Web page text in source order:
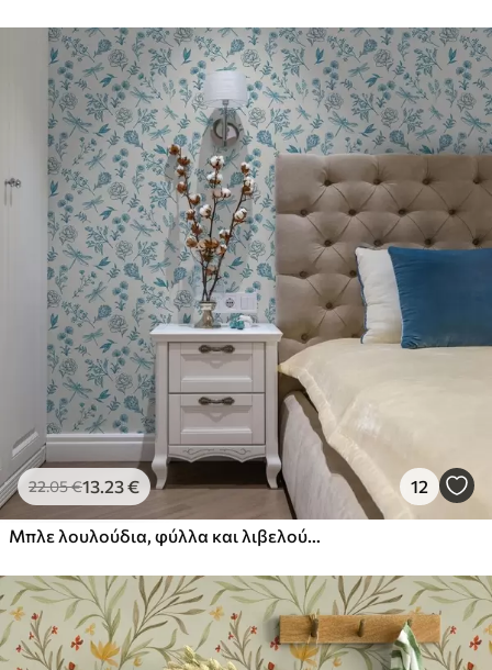
Πρόσθετες
επιλογές
Μπορείτε να προσθέσετε μια
επίστρωση βερνικιού και/ή κόλλα
ταπετσαρίας.
Καθαρισμός
Η ταπετσαρία μπορεί να καθαριστεί
απαλά με ένα μαλακό σφουγγάρι. Οι
ταπετσαρίες με βερνίκι μπορούν να
καθαριστούν με νερό.
Μέθοδος
εφαρμογής
Απρόσκοπτη εφαρμογή
Διαθέσιμα υλικά
Στάνταρ
44.9826.99€/m²
Πρίμιουμ
Premium βινύλιο
65.00 39.00€/m²
22.05€13.23€ 12
Μπλε λουλούδια, φύλλα και λιβελούλες σε λευκό φόντο